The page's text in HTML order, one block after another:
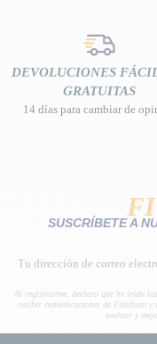
DEVOLUCIONES
GRATUITAS
14 días para cambiar de
SUSCRÍBETE A
Al registrarme, declaro que he leído
recibir comunicaciones de Fitadium y
evaluar y